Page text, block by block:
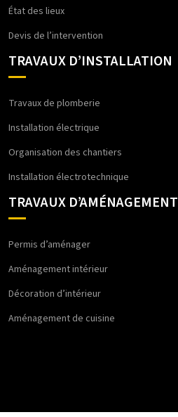
État des lieux
Devis de l’intervention
TRAVAUX D’INSTALLATION
Travaux de plomberie
Installation électrique
Organisation des chantiers
Installation électrotechnique
TRAVAUX D’AMÉNAGEMENT
Permis d’aménager
Aménagement intérieur
Décoration d’intérieur
Aménagement de cuisine